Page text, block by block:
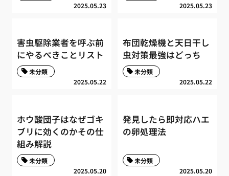
2025.05.23 2025.05.23
害虫駆除業者を呼ぶ前
にやるべきことリスト
2025.05.22
未分類
布団乾燥機と天日干し
虫対策最強はどっち
2025.05.22
未分類
ホウ酸団子はなぜゴキ
ブリに効くのかその仕
組み解説
2025.05.20
未分類
発見したら即対応ハエ
の卵処理法
2025.05.20
未分類